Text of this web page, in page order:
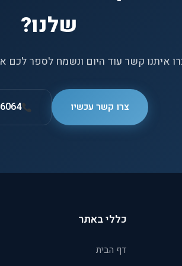
שלנו?
איתנו קשר עוד היום ונשמח לספר לכם
צרו קשר עכשיו
כללי באתר
דף הבית